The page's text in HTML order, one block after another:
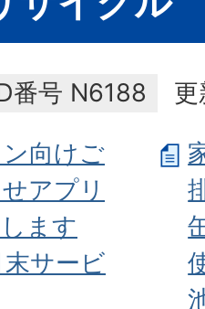
番号 N6188
向けご
アプリ
ます
末サービ